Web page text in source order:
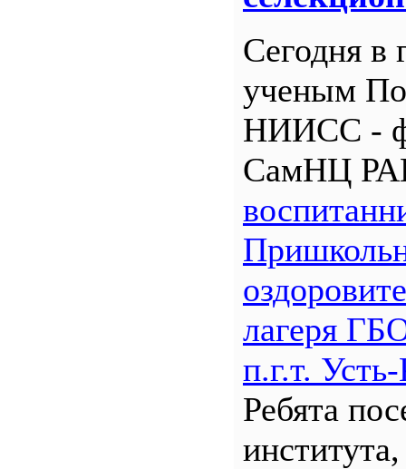
Сегодня в
ученым
НИИСС -
СамНЦ
лагеря
п.г.т.
Ребята